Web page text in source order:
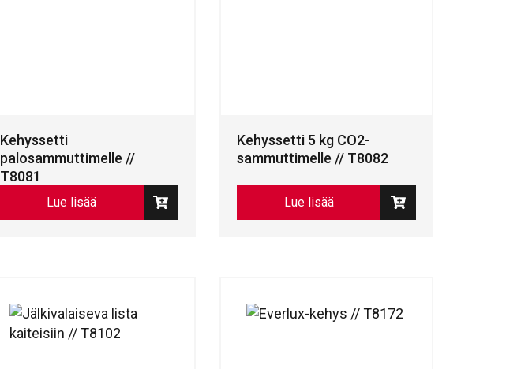
Kehyssetti
palosammuttimelle //
T8081
Lue lisää
Kehyssetti 5 kg CO2-
sammuttimelle // T8082
Lue lisää